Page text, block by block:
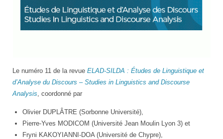
Logo
de
ELAD-
Le numéro 11 de la revue ELAD-SILDA : Études de Linguistique et
d’Analyse du Discours – Studies in Linguistics and Discourse
Analysis, coordonné par
Olivier DUPLÂTRE (Sorbonne Université),
Pierre-Yves MODICOM (Université Jean Moulin Lyon 3) et
Fryni KAKOYIANNI-DOA (Université de Chypre),